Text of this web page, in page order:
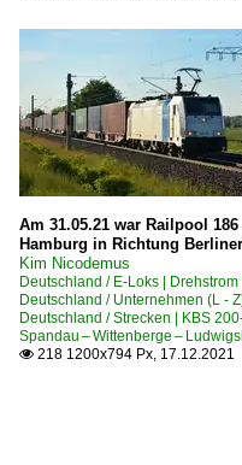
Am 31.05.21 war Railpool
Hamburg in Richtung
Kim Nicodemus
Deutschland / E-Loks |
Deutschland / Unternehmen (L -
Deutschland / Strecken | KBS
Spandau – Wittenberge –
 218 1200x794 Px, 17.12.2021